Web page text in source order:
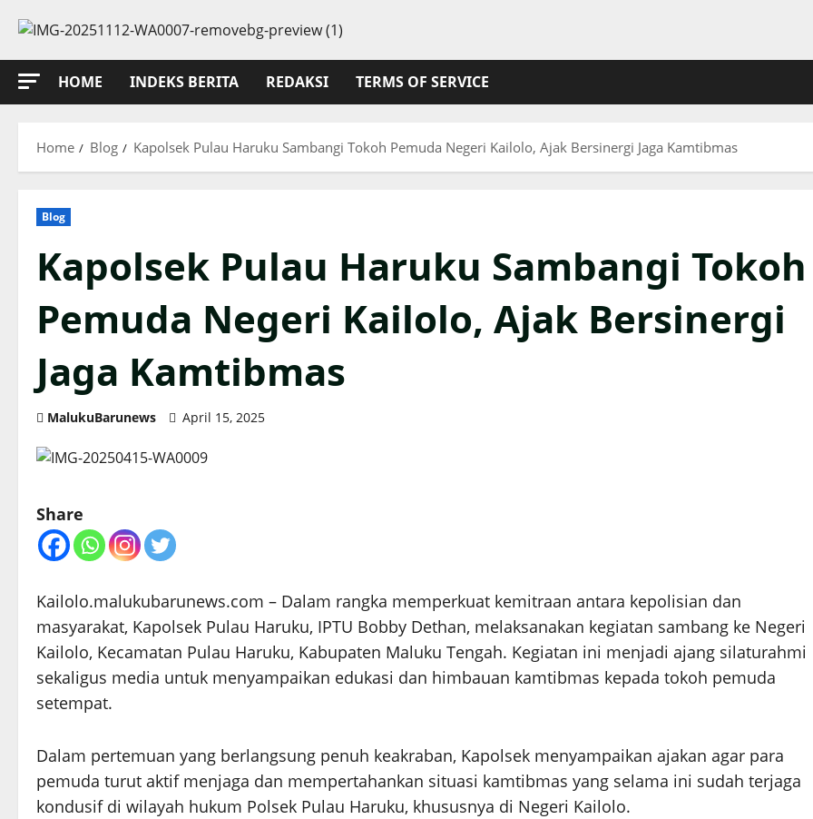
content
HOME
INDEKS BERITA REDAKSI TERMS OF SERVICE
Home Blog Kapolsek Pulau Haruku Sambangi Tokoh Pemuda Negeri Kailolo, Ajak Bersinergi Jaga Kamtibmas
Blog
Kapolsek Pulau Haruku Sambangi Tokoh
Pemuda Negeri Kailolo, Ajak Bersinergi
Jaga Kamtibmas
MalukuBarunews April 15, 2025
Share
Kailolo.malukubarunews.com – Dalam rangka memperkuat kemitraan antara kepolisian dan
masyarakat, Kapolsek Pulau Haruku, IPTU Bobby Dethan, melaksanakan kegiatan sambang ke Negeri
Kailolo, Kecamatan Pulau Haruku, Kabupaten Maluku Tengah. Kegiatan ini menjadi ajang silaturahmi
sekaligus media untuk menyampaikan edukasi dan himbauan kamtibmas kepada tokoh pemuda
setempat.
Dalam pertemuan yang berlangsung penuh keakraban, Kapolsek menyampaikan ajakan agar para
pemuda turut aktif menjaga dan mempertahankan situasi kamtibmas yang selama ini sudah terjaga
kondusif di wilayah hukum Polsek Pulau Haruku, khususnya di Negeri Kailolo.